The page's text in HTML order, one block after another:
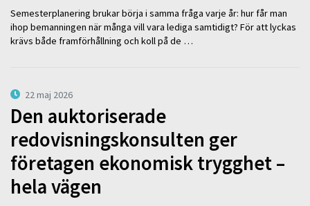
Semesterplanering brukar börja i samma fråga varje år: hur får man
ihop bemanningen när många vill vara lediga samtidigt? För att lyckas
krävs både framförhållning och koll på de …
22 maj 2026
Den auktoriserade
redovisningskonsulten ger
företagen ekonomisk trygghet –
hela vägen